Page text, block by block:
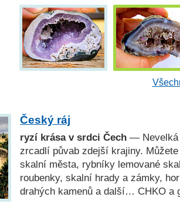
Český ráj
ryzí krása v srdci Čech — Nevelká
zrcadlí půvab zdejší krajiny.
skalní města, rybníky lemované
roubenky, skalní hrady a zámky,
drahých kamenů a další… CHKO a